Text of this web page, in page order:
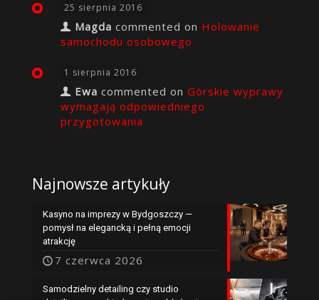
25 sierpnia 2016
Magda commented on Holowanie
samochodu osobowego
1 sierpnia 2016
Ewa commented on Górskie wyprawy
wymagają odpowiedniego
przygotowania
Najnowsze artykuły
Kasyno na imprezy w Bydgoszczy —
pomysł na elegancką i pełną emocji
atrakcję
7 czerwca 2026
Samodzielny detailing czy studio